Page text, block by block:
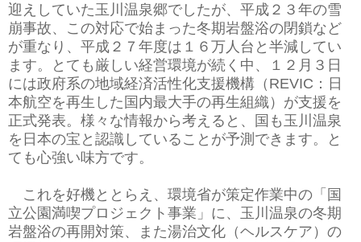
迎えしていた玉川温泉郷でしたが、平成２３年の雪
崩事故、この対応で始まった冬期岩盤浴の閉鎖など
が重なり、平成２７年度は１６万人台と半減してい
ます。とても厳しい経営環境が続く中、１２月３日
には政府系の地域経済活性化支援機構（REVIC： 日
本航空を再生した国内最大手の再生組織）が支援を
正式発表。様々な情報から考えると、国も玉川温泉
を日本の宝と認識していることが予測できます。と
ても心強い味方です。
これを好機ととらえ、環境省が策定作業中の「国
立公園満喫プロジェクト事業」に、玉川温泉の冬期
岩盤浴の再開対策、また湯治文化（ヘルスケア）の